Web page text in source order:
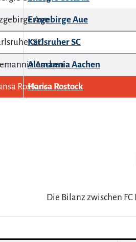
Erzgebirge Aue
Karlsruher SC
Alemannia Aachen
Hansa Rostock
Die Bilanz zwischen